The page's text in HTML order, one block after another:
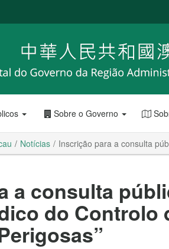
Sobre o Governo
Notícias Inscrição para a consulta
a consulta
do Controlo